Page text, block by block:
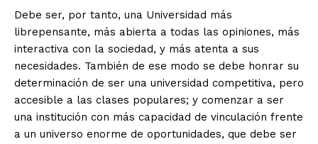
Debe ser, por tanto, una Universidad más
librepensante, más abierta a todas las opiniones, más
interactiva con la sociedad, y más atenta a sus
necesidades. También de ese modo se debe honrar su
determinación de ser una universidad competitiva, pero
accesible a las clases populares; y comenzar a ser
una institución con más capacidad de vinculación frente
a un universo enorme de oportunidades, que debe ser